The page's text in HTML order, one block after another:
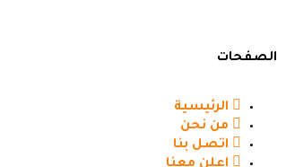
الصفحات
الرئيسية
من نحن
اتصل بنا